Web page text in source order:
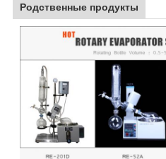
Родственные продукты